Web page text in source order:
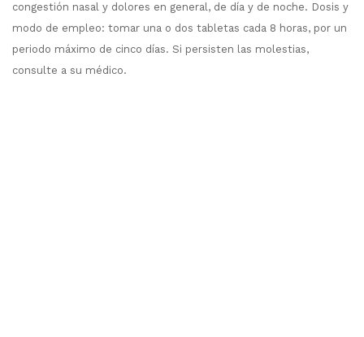
congestión nasal y dolores en general, de día y de noche. Dosis y
modo de empleo: tomar una o dos tabletas cada 8 horas, por un
periodo máximo de cinco días. Si persisten las molestias,
consulte a su médico.